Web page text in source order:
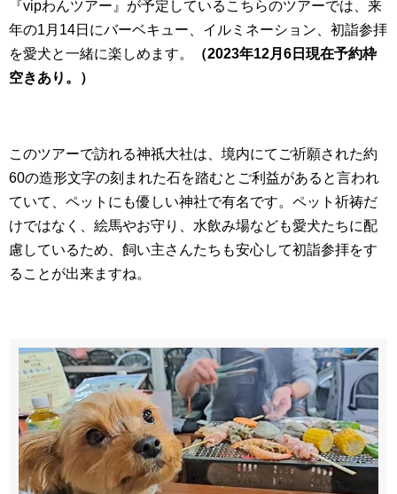
『vipわんツアー』が予定しているこちらのツアーでは、来
年の1月14日にバーベキュー、イルミネーション、初詣参拝
を愛犬と一緒に楽しめます。
（2023年12月6日現在予約枠
空きあり。）
このツアーで訪れる神祇大社は、境内にてご祈願された約
60の造形文字の刻まれた石を踏むとご利益があると言われ
ていて、ペットにも優しい神社で有名です。ペット祈祷だ
けではなく、絵馬やお守り、水飲み場なども愛犬たちに配
慮しているため、飼い主さんたちも安心して初詣参拝をす
ることが出来ますね。